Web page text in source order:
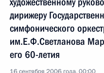
дирижеру
симфонического
им.Е.Ф.Светланова
его 60-летия